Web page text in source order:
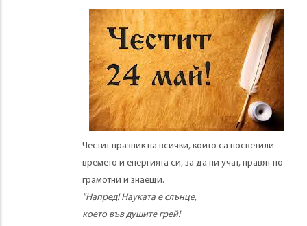
Честит празник на всички, които са посветили
времето и енергията си, за да ни учат, правят по-
грамотни и знаещи.
"Напред! Науката е слънце,
което във душите грей!